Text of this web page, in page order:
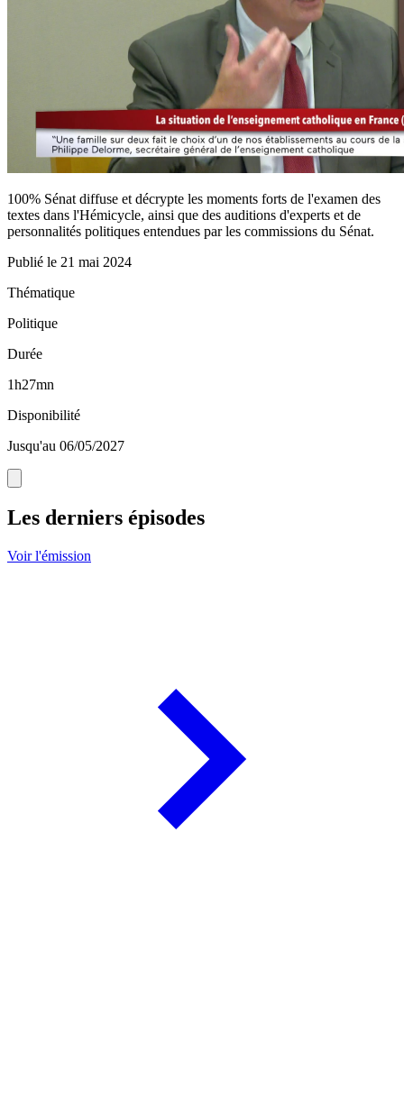
100% Sénat diffuse et décrypte les moments forts de l'examen des
textes dans l'Hémicycle, ainsi que des auditions d'experts et de
personnalités politiques entendues par les commissions du Sénat.
Publié le 21 mai 2024
Thématique
Politique
Durée
1h27mn
Disponibilité
Jusqu'au 06/05/2027
Les derniers épisodes
Voir l'émission